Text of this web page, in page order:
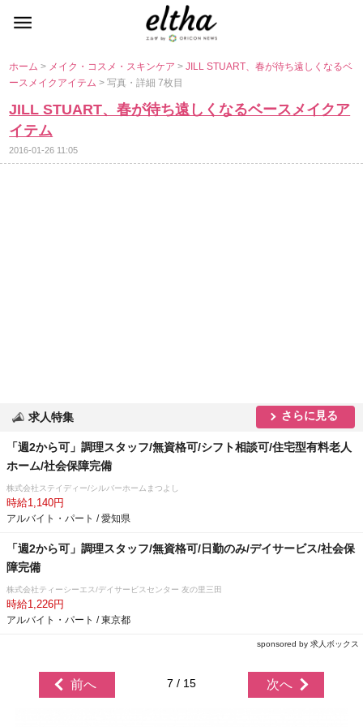
ホーム> メイク・コスメ・スキンケア>JILL STUART、春が待ち遠しくなるベ
ースメイクアイテム> 写真・詳細 7枚目
JILL STUART、春が待ち遠しくなるベースメイクア
イテム
2016-01-26 11:05
求人特集 さらに見る
「週2から可」調理スタッフ/無資格可/シフト相談可/住宅型有料老人
ホーム/社会保障完備
株式会社ステイディー/シルバーホームまつよし
時給1,140円
アルバイト・パート / 愛知県
「週2から可」調理スタッフ/無資格可/日勤のみ/デイサービス/社会保
障完備
株式会社ティーシーエス/デイサービスセンター 友の里三田
時給1,226円
アルバイト・パート / 東京都
sponsored by 求人ボックス
前へ 7 / 15 次へ